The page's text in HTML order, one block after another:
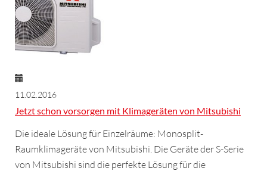
11.02.2016
Jetzt schon vorsorgen mit Klimageräten von Mitsubishi
Die ideale Lösung für Einzelräume: Monosplit-
Raumklimageräte von Mitsubishi. Die Geräte der S-Serie
von Mitsubishi sind die perfekte Lösung für die